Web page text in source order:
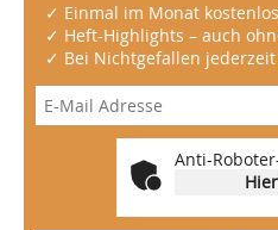
✓ Einmal im Monat
✓ Heft-Highlights – auch
✓ Bei Nichtgefallen
Anti-